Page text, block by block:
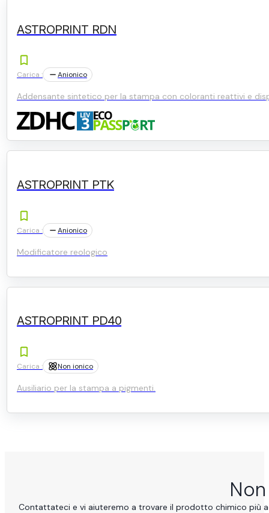
ASTROPRINT RDN
Carica : Anionico
Addensante sintetico per la stampa con coloranti reattivi e
ASTROPRINT PTK
Carica : Anionico
Modificatore reologico
ASTROPRINT PD40
Carica : Non ionico
Ausiliario per la stampa a pigmenti.
Contattateci e vi aiuteremo a trovare il prodotto chimico più